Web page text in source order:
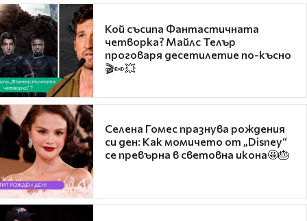
Кой съсипа Фантастичната
четворка? Майлс Телър
проговаря десетилетие по-късно
🎬👀💥
Селена Гомес празнува рождения
си ден: Как момичето от „Disney“
се превърна в световна икона🤩🎂